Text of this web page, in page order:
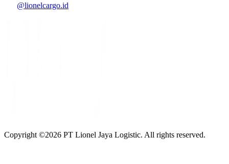
@lionelcargo.id
Copyright ©2026 PT Lionel Jaya Logistic. All rights reserved.